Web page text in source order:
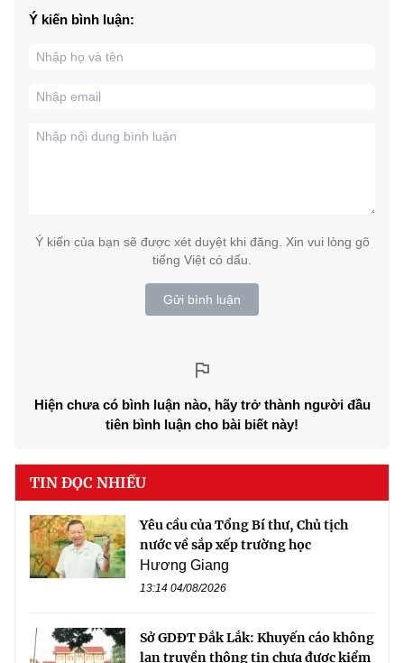
Ý kiến bình luận:
Ý kiến của bạn sẽ được xét duyệt khi đăng. Xin vui lòng gõ
tiếng Việt có dấu.
Gửi bình luận
Hiện chưa có bình luận nào, hãy trở thành người đầu
tiên bình luận cho bài biết này!
TIN ĐỌC NHIỀU
Yêu cầu của Tổng Bí thư, Chủ tịch
nước về sắp xếp trường học
Hương Giang
13:14 04/08/2026
Sở GDĐT Đắk Lắk: Khuyến cáo không
lan truyền thông tin chưa được kiểm